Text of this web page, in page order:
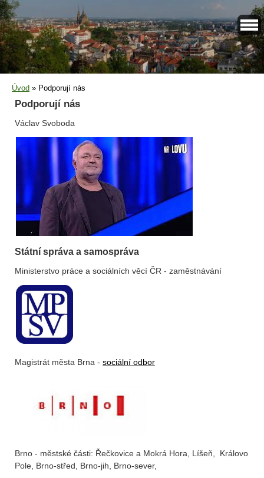
Úvod » Podporují nás
Podporují nás
Václav Svoboda
Státní správa a samospráva
Ministerstvo práce a sociálních věcí ČR - zaměstnávání
Magistrát města Brna - sociální odbor
Brno - městské části: Řečkovice a Mokrá Hora, Líšeň, Královo
Pole, Brno-střed, Brno-jih, Brno-sever,